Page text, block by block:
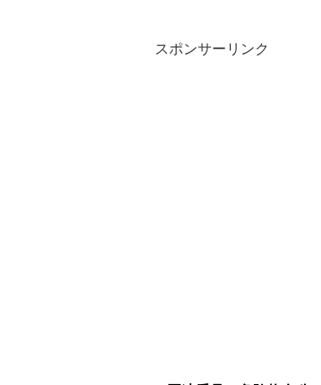
スポンサーリンク